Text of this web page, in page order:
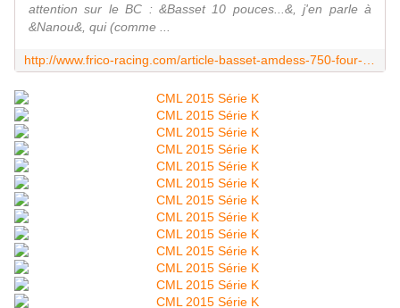
attention sur le BC : &Basset 10 pouces...&, j'en parle à
&Nanou&, qui (comme ...